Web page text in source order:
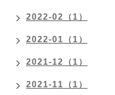
2022-02（1）
2022-01（1）
2021-12（1）
2021-11（1）